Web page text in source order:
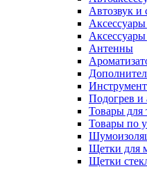
Автозвук и
Аксессуары
Аксессуары
Антенны
Подогрев и
Товары для
Товары по
Щетки для
Щетки